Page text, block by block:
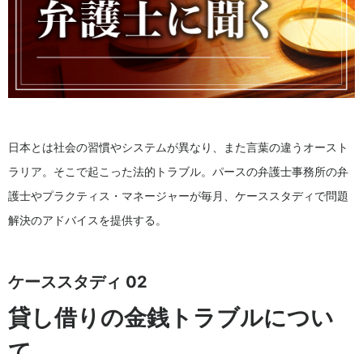
日本とは社会の習慣やシステムが異なり、また言葉の違うオースト
ラリア。そこで起こった法的トラブル。パースの弁護士事務所の弁
護士やプラクティス・マネージャーが毎月、ケーススタディで問題
解決のアドバイスを提供する。
ケーススタディ 02
貸し借りの金銭トラブルについ